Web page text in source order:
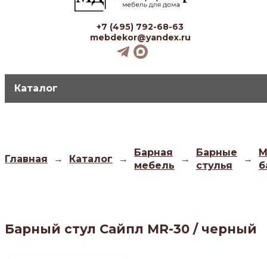
+7 (495) 792-68-63
mebdekor@yandex.ru
Каталог
Главная → Каталог →
Барная
мебель
→
Барные
стулья
→
Барный стул Сайпл MR-30 / черный